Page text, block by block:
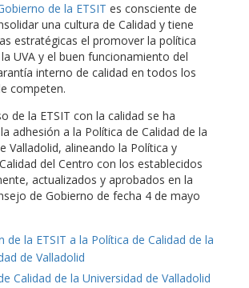
de la ETSIT es consciente de
una cultura de Calidad y tiene
estratégicas el promover la política
UVA y el buen funcionamiento del
interno de calidad en todos los
competen.
de la ETSIT con la calidad se ha
adhesión a la Política de Calidad de la
Valladolid, alineando la Política y
del Centro con los establecidos
actualizados y aprobados en la
de Gobierno de fecha 4 de mayo
de la ETSIT a la Política de Calidad de la
de Valladolid
Calidad de la Universidad de Valladolid